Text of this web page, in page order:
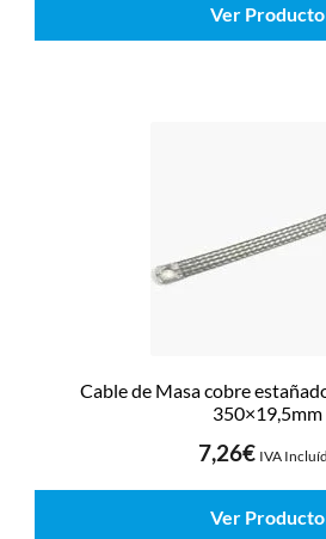
Ver Producto
Cable de Masa cobre
350×19,5mm
7,26€ IVA
Ver Producto